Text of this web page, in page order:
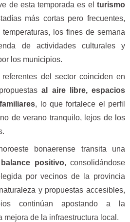
de esta temporada es el turismo
más cortas pero frecuentes,
los fines de semana
de actividades culturales y
los municipios.
del sector coinciden en
al aire libre, espacios
, lo que fortalece el perfil
de verano tranquilo, lejos de los
bonaerense transita una
balance positivo, consolidándose
por vecinos de la provincia
y propuestas accesibles,
continúan apostando a la
mejora de la infraestructura local.